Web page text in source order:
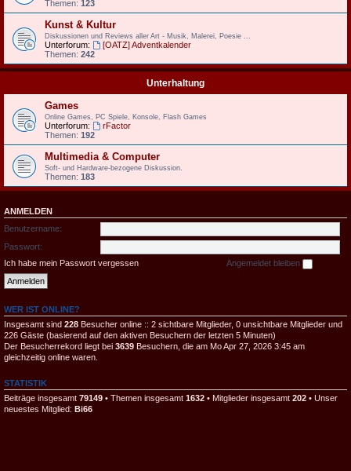
Themen: 123
Kunst & Kultur
Diskussionen und Reviews aller Art - Musik, Malerei, Poesie ...
Unterforum:
[OATZ] Adventkalender
Themen: 242
Unterhaltung
Games
Online Games, PC Spiele, Konsole, Flash Games
Unterforum:
rFactor
Themen: 192
Multimedia & Computer
Soft- und Hardware-bezogene Diskussion.
Themen: 183
ANMELDEN
Benutzername:
Passwort:
Ich habe mein Passwort vergessen
Angemeldet bleiben
WER IST ONLINE?
Insgesamt sind 228 Besucher online :: 2 sichtbare Mitglieder, 0 unsichtbare Mitglieder und
226 Gäste (basierend auf den aktiven Besuchern der letzten 5 Minuten)
Der Besucherrekord liegt bei 3639 Besuchern, die am Mo Apr 27, 2026 3:45 am
gleichzeitig online waren.
STATISTIK
Beiträge insgesamt 79149 • Themen insgesamt 1632 • Mitglieder insgesamt 202 • Unser
neuestes Mitglied: Bi66